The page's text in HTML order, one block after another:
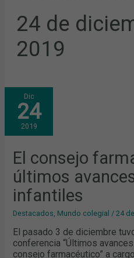
24 de
2019
Dic
24
2019
El consejo
últimos
infantiles
Destacados Mundo colegial /24
El pasado 3 de diciembre
conferencia “Últimos
consejo farmacéutico” a
EL
CONSEJO
FARMACÉUTICO
Y
LOS
ÚLTIMOS
AVANCES
FÓRMULAS
INFANTILES